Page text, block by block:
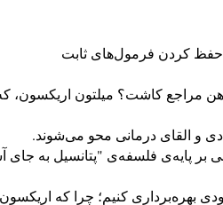
کردن فرمول‌های ثابت
ذهن مراجع کاشت؟ میلتون
کنیم؛ چرا که اریکسون